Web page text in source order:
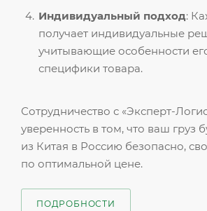
Индивидуальный подход:
получает индивидуальные
учитывающие особенности
специфики товара.
Сотрудничество с «Эксперт-
уверенность в том, что ваш груз
из Китая в Россию безопасно,
по оптимальной цене.
ПОДРОБНОСТИ